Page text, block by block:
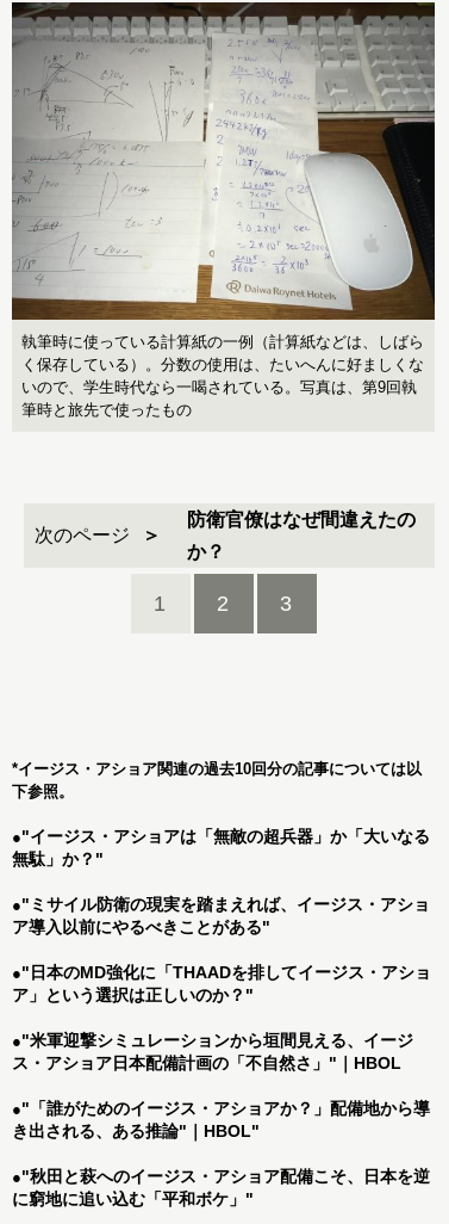
執筆時に使っている計算紙の一例（計算紙などは、しばら
く保存している）。分数の使用は、たいへんに好ましくな
いので、学生時代なら一喝されている。写真は、第9回執
筆時と旅先で使ったもの
次のページ
防衛官僚はなぜ間違えたの
か？
1 2 3
*イージス・アショア関連の過去10回分の記事については以
下参照。
●"イージス・アショアは「無敵の超兵器」か「大いなる
無駄」か？"
●"ミサイル防衛の現実を踏まえれば、イージス・アショ
ア導入以前にやるべきことがある"
●"日本のMD強化に「THAADを排してイージス・アショ
ア」という選択は正しいのか？"
●"米軍迎撃シミュレーションから垣間見える、イージ
ス・アショア日本配備計画の「不自然さ」"｜HBOL
●"「誰がためのイージス・アショアか？」配備地から導
き出される、ある推論"｜HBOL"
●"秋田と萩へのイージス・アショア配備こそ、日本を逆
に窮地に追い込む「平和ボケ」"